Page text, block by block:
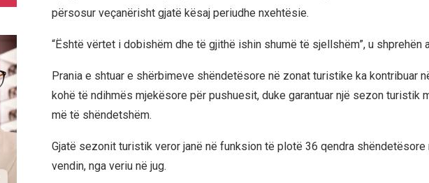
përsosur veçanërisht gjatë kësaj periudhe nxehtësie.
“Është vërtet i dobishëm dhe të gjithë ishin shumë të sjellshëm”, u shprehën
Prania e shtuar e shërbimeve shëndetësore në zonat turistike ka kontribuar
kohë të ndihmës mjekësore për pushuesit, duke garantuar një sezon turistik
më të shëndetshëm.
Gjatë sezonit turistik veror janë në funksion të plotë 36 qendra shëndetësore
vendin, nga veriu në jug.